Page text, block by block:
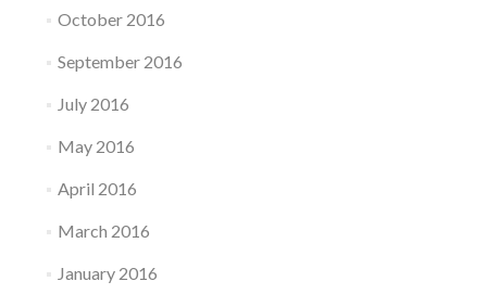
October 2016
September 2016
July 2016
May 2016
April 2016
March 2016
January 2016